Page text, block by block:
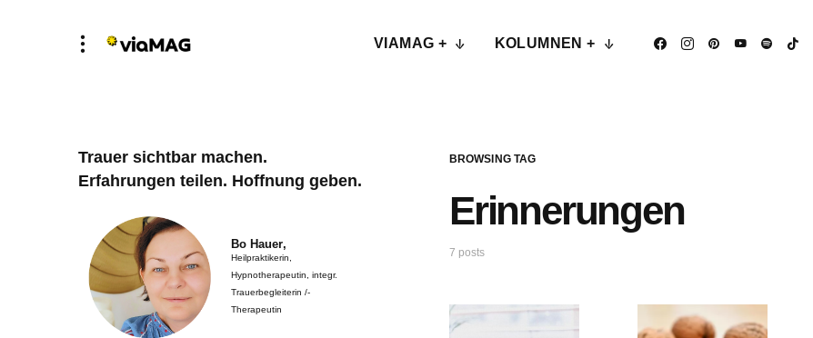
VIAMAG + KOLUMNEN +
BROWSING TAG
Erinnerungen
7 posts
Trauer sichtbar machen.
Erfahrungen teilen. Hoffnung geben.
Bo Hauer,
Heilpraktikerin,
Hypnotherapeutin, integr.
Trauerbegleiterin /-
Therapeutin